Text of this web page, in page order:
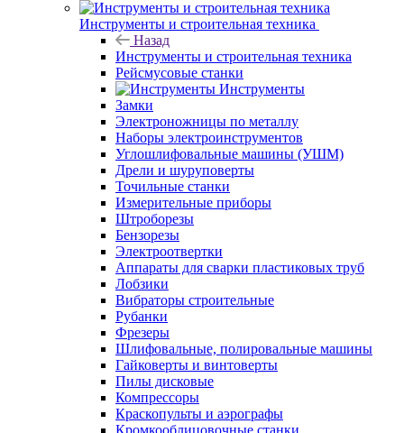
Инструменты и строительная техника
Назад
Инструменты и строительная техника
Рейсмусовые станки
Инструменты
Замки
Электроножницы по металлу
Наборы электроинструментов
Углошлифовальные машины (УШМ)
Дрели и шуруповерты
Точильные станки
Измерительные приборы
Штроборезы
Бензорезы
Электроотвертки
Аппараты для сварки пластиковых труб
Лобзики
Вибраторы строительные
Рубанки
Фрезеры
Шлифовальные, полировальные машины
Гайковерты и винтоверты
Пилы дисковые
Компрессоры
Краскопульты и аэрографы
Кромкооблицовочные станки